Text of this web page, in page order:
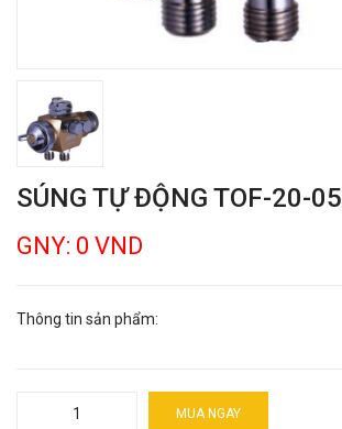
SÚNG TỰ ĐỘNG TOF-20-05
GNY: 0 VND
Thông tin sản phẩm:
MUA NGAY